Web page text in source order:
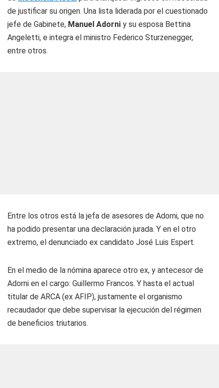
de justificar su origen. Una lista liderada por el cuestionado
jefe de Gabinete, Manuel Adorni y su esposa Bettina
Angeletti, e integra el ministro Federico Sturzenegger,
entre otros.
Entre los otros está la jefa de asesores de Adorni, que no
ha podido presentar una declaración jurada. Y en el otro
extremo, el denunciado ex candidato José Luis Espert.
En el medio de la nómina aparece otro ex, y antecesor de
Adorni en el cargo: Guillermo Francos. Y hasta el actual
titular de ARCA (ex AFIP), justamente el organismo
recaudador que debe supervisar la ejecución del régimen
de beneficios triutarios.